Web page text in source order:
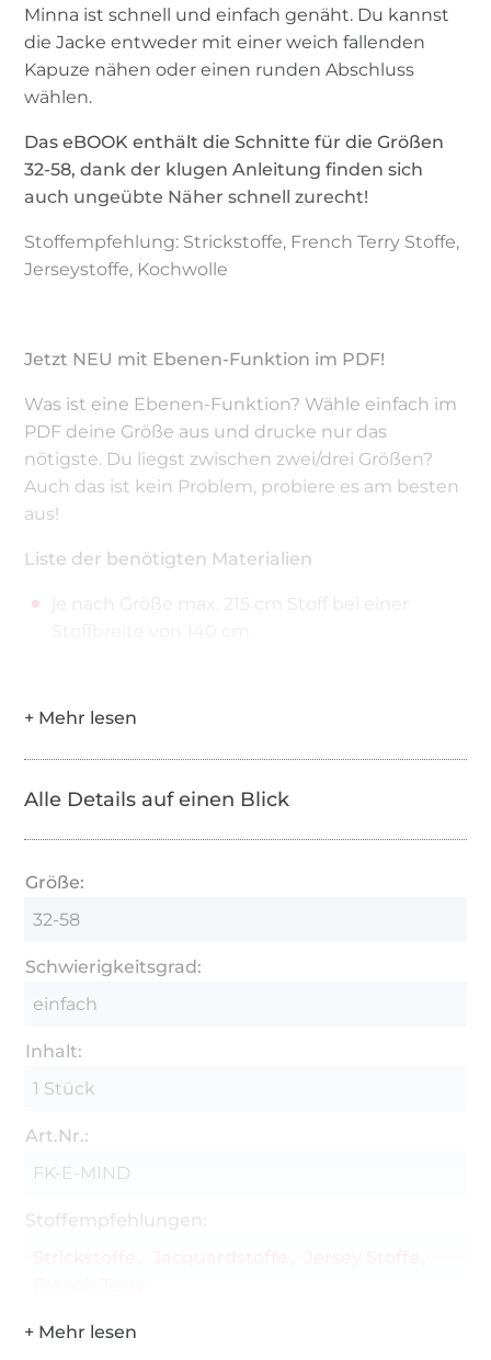
Minna ist schnell und einfach genäht. Du kannst
die Jacke entweder mit einer weich fallenden
Kapuze nähen oder einen runden Abschluss
wählen.
Das eBOOK enthält die Schnitte für die Größen
32-58, dank der klugen Anleitung finden sich
auch ungeübte Näher schnell zurecht!
Stoffempfehlung: Strickstoffe, French Terry Stoffe,
Jerseystoffe, Kochwolle
Jetzt NEU mit Ebenen-Funktion im PDF!
Was ist eine Ebenen-Funktion? Wähle einfach im
PDF deine Größe aus und drucke nur das
nötigste. Du liegst zwischen zwei/drei Größen?
Auch das ist kein Problem, probiere es am besten
aus!
Liste der benötigten Materialien
je nach Größe max. 215 cm Stoff bei einer
Weitergeben der Anleitung inklusive
Schnittmuster nicht gestattet ist. Für evtl. Fehler
übernommen werden. © Copyright Fadenkäfer,
Carolin Hofmann – Alle Rechte vorbehalten!
Alle Details auf einen Blick
Größe:
32-58
Schwierigkeitsgrad:
einfach
Inhalt:
1 Stück
Art.Nr.:
FK-E-MIND
Stoffempfehlungen: